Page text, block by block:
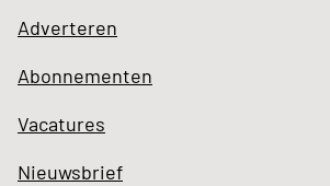
Adverteren
Abonnementen
Vacatures
Nieuwsbrief